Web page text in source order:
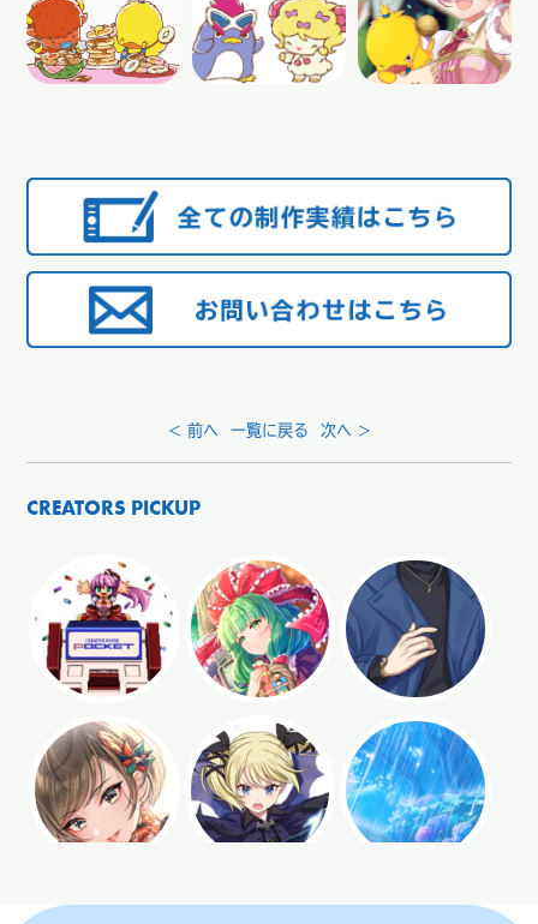
< 前へ 一覧に戻る 次へ >
CREATORS PICKUP